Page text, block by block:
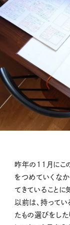
昨年の11月にこ
をつめていくな
てきていることに
以前は、持ってい
たもの選びをした